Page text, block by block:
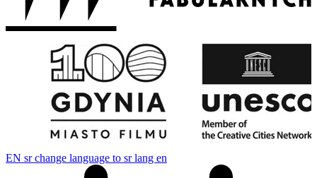
EN sr change language to sr lang en